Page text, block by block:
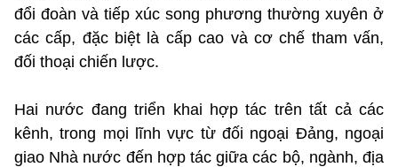
đổi đoàn và tiếp xúc song phương thường xuyên ở
các cấp, đặc biệt là cấp cao và cơ chế tham vấn,
đối thoại chiến lược.
Hai nước đang triển khai hợp tác trên tất cả các
kênh, trong mọi lĩnh vực từ đối ngoại Đảng, ngoại
giao Nhà nước đến hợp tác giữa các bộ, ngành, địa